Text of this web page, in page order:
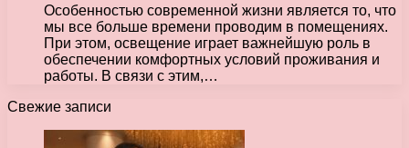
Особенностью современной жизни является то, что
мы все больше времени проводим в помещениях.
При этом, освещение играет важнейшую роль в
обеспечении комфортных условий проживания и
работы. В связи с этим,…
Свежие записи